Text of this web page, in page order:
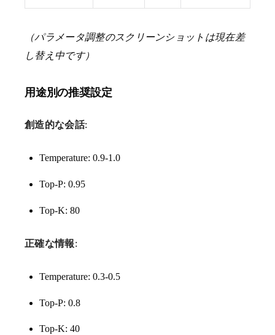
（パラメータ調整のスクリーンショットは現在差
し替え中です）
用途別の推奨設定
創造的な会話:
Temperature: 0.9-1.0
Top-P: 0.95
Top-K: 80
正確な情報:
Temperature: 0.3-0.5
Top-P: 0.8
Top-K: 40